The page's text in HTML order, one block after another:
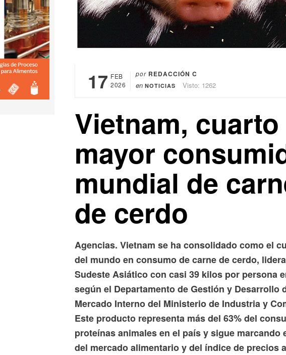
17 FEB
2026
por REDACCIÓN C
en NOTICIAS Visto: 1262
Vietnam, cuarto
mayor
mundial de
de cerdo
Agencias. Vietnam se ha consolidado como el
del mundo en consumo de carne de cerdo,
Sudeste Asiático con casi 39 kilos por persona
según el Departamento de Gestión y Desarrollo
Mercado Interno del Ministerio de Industria y
Este producto representa más del 63% del
proteínas animales en el país y sigue marcando
del mercado alimentario y del índice de precios